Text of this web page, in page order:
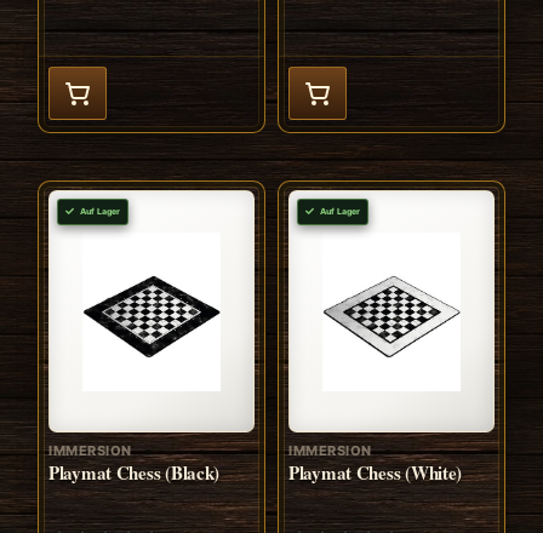
Auf Lager
IMMERSION
Playmat Chess (Black)
Auf Lager
IMMERSION
Playmat Chess (White)